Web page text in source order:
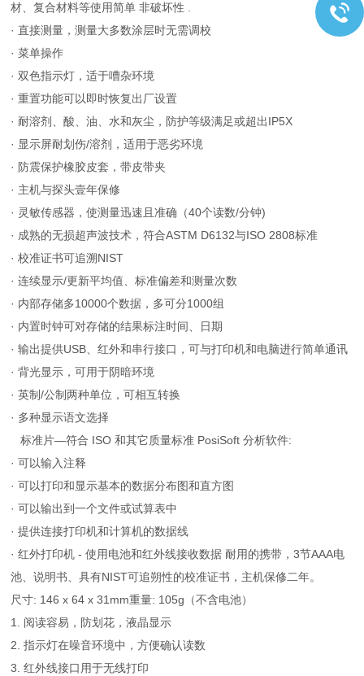
材、复合材料等使用简单 非破坏性 .
· 直接测量，测量大多数涂层时无需调校
· 菜单操作
· 双色指示灯，适于嘈杂环境
· 重置功能可以即时恢复出厂设置
· 耐溶剂、酸、油、水和灰尘，防护等级满足或超出IP5X
· 显示屏耐划伤/溶剂，适用于恶劣环境
· 防震保护橡胶皮套，带皮带夹
· 主机与探头壹年保修
· 灵敏传感器，使测量迅速且准确（40个读数/分钟)
· 成熟的无损超声波技术，符合ASTM D6132与ISO 2808标准
· 校准证书可追溯NIST
· 连续显示/更新平均值、标准偏差和测量次数
· 内部存储多10000个数据，多可分1000组
· 内置时钟可对存储的结果标注时间、日期
· 输出提供USB、红外和串行接口，可与打印机和电脑进行简单通讯
· 背光显示，可用于阴暗环境
· 英制/公制两种单位，可相互转换
· 多种显示语文选择
标准片—符合 ISO 和其它质量标准 PosiSoft 分析软件:
· 可以输入注释
· 可以打印和显示基本的数据分布图和直方图
· 可以输出到一个文件或试算表中
· 提供连接打印机和计算机的数据线
· 红外打印机 - 使用电池和红外线接收数据 耐用的携带，3节AAA电
池、说明书、具有NIST可追朔性的校准证书，主机保修二年。
尺寸: 146 x 64 x 31mm重量: 105g（不含电池）
1. 阅读容易，防划花，液晶显示
2. 指示灯在噪音环境中，方便确认读数
3. 红外线接口用于无线打印